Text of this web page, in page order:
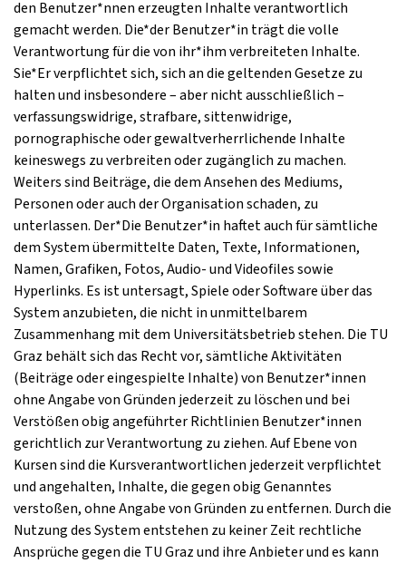
den Benutzer*nnen erzeugten Inhalte verantwortlich
gemacht werden. Die*der Benutzer*in trägt die volle
Verantwortung für die von ihr*ihm verbreiteten Inhalte.
Sie*Er verpflichtet sich, sich an die geltenden Gesetze zu
halten und insbesondere – aber nicht ausschließlich –
verfassungswidrige, strafbare, sittenwidrige,
pornographische oder gewaltverherrlichende Inhalte
keineswegs zu verbreiten oder zugänglich zu machen.
Weiters sind Beiträge, die dem Ansehen des Mediums,
Personen oder auch der Organisation schaden, zu
unterlassen. Der*Die Benutzer*in haftet auch für sämtliche
dem System übermittelte Daten, Texte, Informationen,
Namen, Grafiken, Fotos, Audio- und Videofiles sowie
Hyperlinks. Es ist untersagt, Spiele oder Software über das
System anzubieten, die nicht in unmittelbarem
Zusammenhang mit dem Universitätsbetrieb stehen. Die TU
Graz behält sich das Recht vor, sämtliche Aktivitäten
(Beiträge oder eingespielte Inhalte) von Benutzer*innen
ohne Angabe von Gründen jederzeit zu löschen und bei
Verstößen obig angeführter Richtlinien Benutzer*innen
gerichtlich zur Verantwortung zu ziehen. Auf Ebene von
Kursen sind die Kursverantwortlichen jederzeit verpflichtet
und angehalten, Inhalte, die gegen obig Genanntes
verstoßen, ohne Angabe von Gründen zu entfernen. Durch die
Nutzung des System entstehen zu keiner Zeit rechtliche
Ansprüche gegen die TU Graz und ihre Anbieter und es kann